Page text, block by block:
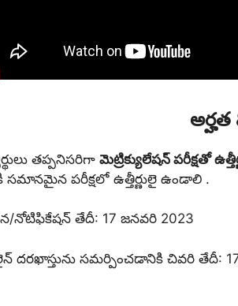
తప్పనిసరిగా మెట్రిక్యులేషన్ పరీక్షతో
సమానమైన పరీక్షలో ఉత్తీర్ణులై ఉండాలి .
నోటిఫికేషన్ తేదీ: 17 జనవరి 2023
దరఖాస్తును సమర్పించడానికి చివరి తేదీ: